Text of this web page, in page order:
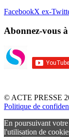
FacebookX ex-
Abonnez-vous
© ACTE PRESSE
Politique de
En poursuivant
l'utilisation de